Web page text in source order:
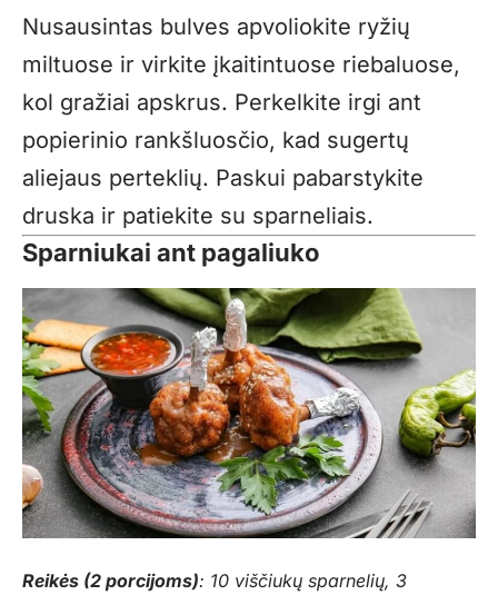
Nusausintas bulves apvoliokite ryžių
miltuose ir virkite įkaitintuose riebaluose,
kol gražiai apskrus. Perkelkite irgi ant
popierinio rankšluosčio, kad sugertų
aliejaus perteklių. Paskui pabarstykite
druska ir patiekite su sparneliais.
Sparniukai ant pagaliuko
Reikės (2 porcijoms): 10 viščiukų sparnelių, 3